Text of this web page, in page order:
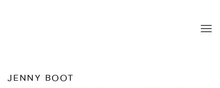
JENNY BOOT